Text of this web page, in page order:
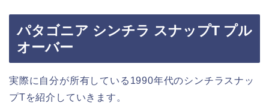
パタゴニア シンチラ スナップT プル
オーバー
実際に自分が所有している1990年代のシンチラスナッ
プTを紹介していきます。